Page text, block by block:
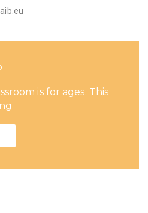
is for ages. This